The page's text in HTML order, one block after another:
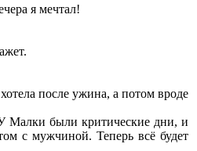
я мечтал!
после ужина, а потом вроде
Малки были критические дни, и
с мужчиной. Теперь всё будет